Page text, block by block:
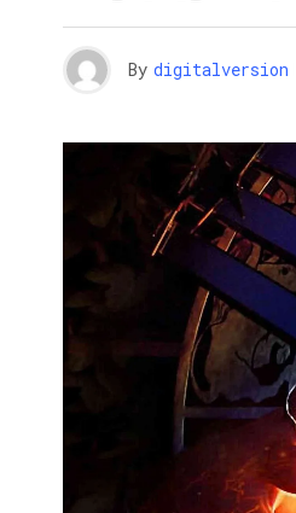
By digitalversion